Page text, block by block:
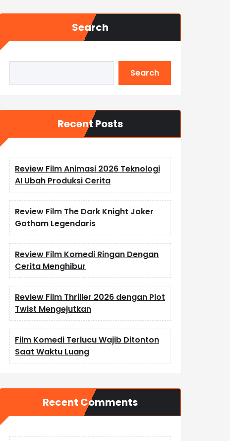
Search
Search
Recent Posts
Review Film Animasi 2026 Teknologi
AI Ubah Produksi Cerita
Review Film The Dark Knight Joker
Gotham Legendaris
Review Film Komedi Ringan Dengan
Cerita Menghibur
Review Film Thriller 2026 dengan Plot
Twist Mengejutkan
Film Komedi Terlucu Wajib Ditonton
Saat Waktu Luang
Recent Comments